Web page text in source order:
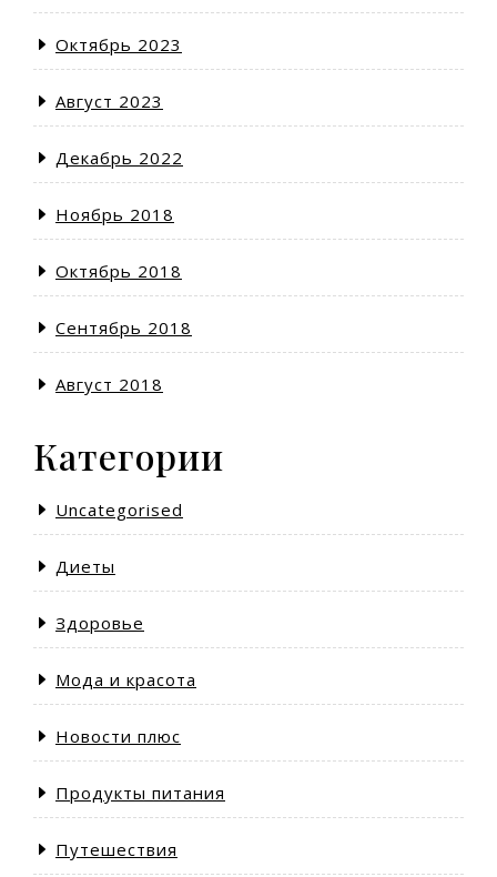
Октябрь 2023
Август 2023
Декабрь 2022
Ноябрь 2018
Октябрь 2018
Сентябрь 2018
Август 2018
Категории
Uncategorised
Диеты
Здоровье
Мода и красота
Новости плюс
Продукты питания
Путешествия